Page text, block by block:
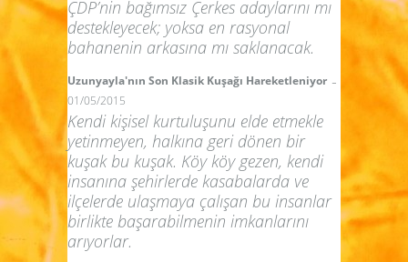
ÇDP’nin bağımsız Çerkes adaylarını mı
destekleyecek; yoksa en rasyonal
bahanenin arkasına mı saklanacak.
Uzunyayla'nın Son Klasik Kuşağı Hareketleniyor -
01/05/2015
Kendi kişisel kurtuluşunu elde etmekle
yetinmeyen, halkına geri dönen bir
kuşak bu kuşak. Köy köy gezen, kendi
insanına şehirlerde kasabalarda ve
ilçelerde ulaşmaya çalışan bu insanlar
birlikte başarabilmenin imkanlarını
arıyorlar.